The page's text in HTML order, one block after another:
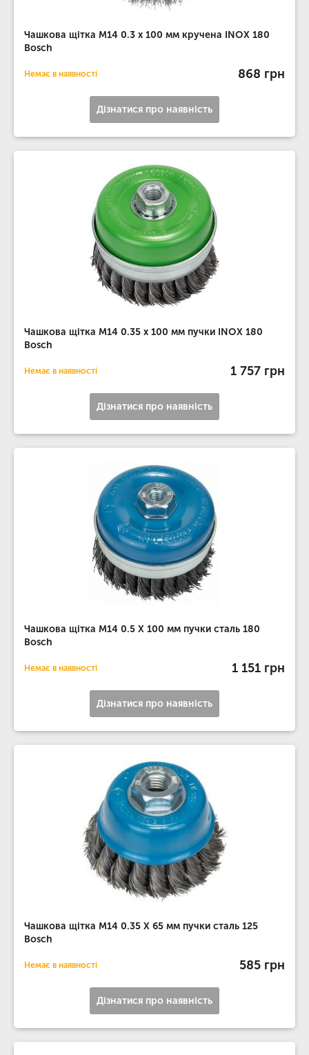
Чашкова щітка M14 0.3 х 100 мм кручена INOX 180
Bosch
Немає в наявності 868 грн
Дізнатися про наявність
Чашкова щітка M14 0.35 х 100 мм пучки INOX 180
Bosch
Немає в наявності 1 757 грн
Дізнатися про наявність
Чашкова щітка M14 0.5 X 100 мм пучки сталь 180
Bosch
Немає в наявності 1 151 грн
Дізнатися про наявність
Чашкова щітка М14 0.35 X 65 мм пучки сталь 125
Bosch
Немає в наявності 585 грн
Дізнатися про наявність